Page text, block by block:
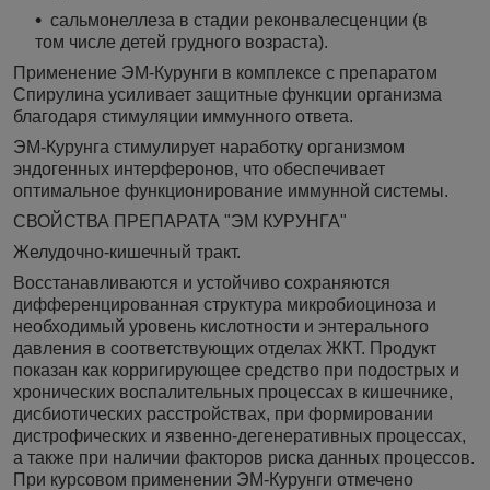
сальмонеллеза в стадии реконвалесценции (в
том числе детей грудного возраста).
Применение ЭМ-Курунги в комплексе с препаратом
Спирулина усиливает защитные функции организма
благодаря стимуляции иммунного ответа.
ЭМ-Курунга стимулирует наработку организмом
эндогенных интерферонов, что обеспечивает
оптимальное функционирование иммунной системы.
СВОЙСТВА ПРЕПАРАТА "ЭМ КУРУНГА"
Желудочно-кишечный тракт.
Восстанавливаются и устойчиво сохраняются
дифференцированная структура микробиоциноза и
необходимый уровень кислотности и энтерального
давления в соответствующих отделах ЖКТ. Продукт
показан как корригирующее средство при подострых и
хронических воспалительных процессах в кишечнике,
дисбиотических расстройствах, при формировании
дистрофических и язвенно-дегенеративных процессах,
а также при наличии факторов риска данных процессов.
При курсовом применении ЭМ-Курунги отмечено